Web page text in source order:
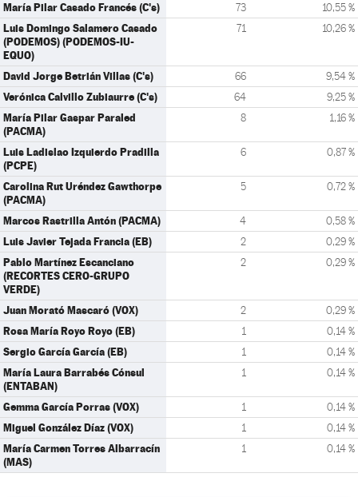
María Pilar Casado Francés (C's) 73 10,55 %
Luis Domingo Salamero Casado
(PODEMOS) (PODEMOS-IU-
EQUO)
71 10,26 %
David Jorge Betrián Villas (C's) 66 9,54 %
Verónica Calvillo Zubiaurre (C's) 64 9,25 %
María Pilar Gaspar Paraled
(PACMA)
8 1,16 %
Luis Ladislao Izquierdo Pradilla
(PCPE)
6 0,87 %
Carolina Rut Uréndez Gawthorpe
(PACMA)
5 0,72 %
Marcos Rastrilla Antón (PACMA) 4 0,58 %
Luis Javier Tejada Francia (EB) 2 0,29 %
Pablo Martínez Escanciano
(RECORTES CERO-GRUPO
VERDE)
2 0,29 %
Juan Morató Mascaró (VOX) 2 0,29 %
Rosa María Royo Royo (EB) 1 0,14 %
Sergio García García (EB) 1 0,14 %
María Laura Barrabés Cónsul
(ENTABAN)
1 0,14 %
Gemma García Porras (VOX) 1 0,14 %
Miguel González Díaz (VOX) 1 0,14 %
María Carmen Torres Albarracín
(MAS)
1 0,14 %